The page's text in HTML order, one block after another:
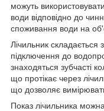
можуть
води відповідно до
споживання води на
Лічильник
підключення до
знаходяться зубчасті
що протікає через
що дозволяє
Показ лічильника